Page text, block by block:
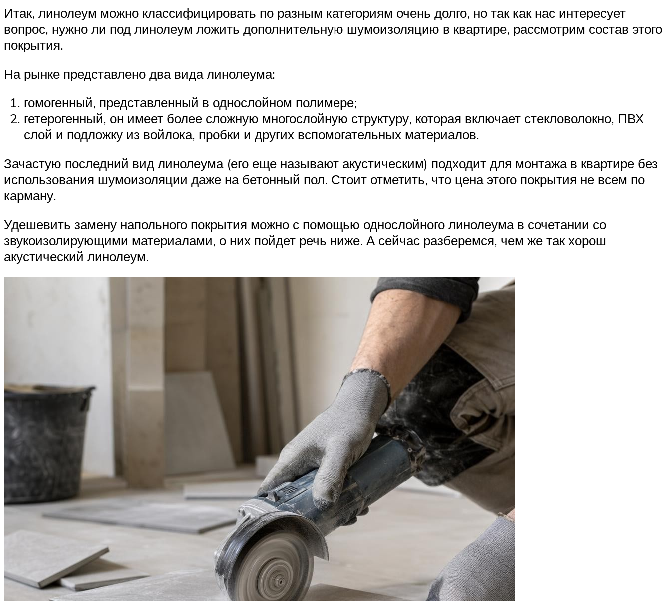
Итак, линолеум можно классифицировать по разным категориям очень долго, но так как нас интересует
вопрос, нужно ли под линолеум ложить дополнительную шумоизоляцию в квартире, рассмотрим состав этого
покрытия.
На рынке представлено два вида линолеума:
гомогенный, представленный в однослойном полимере;
гетерогенный, он имеет более сложную многослойную структуру, которая включает стекловолокно, ПВХ
слой и подложку из войлока, пробки и других вспомогательных материалов.
Зачастую последний вид линолеума (его еще называют акустическим) подходит для монтажа в квартире без
использования шумоизоляции даже на бетонный пол. Стоит отметить, что цена этого покрытия не всем по
карману.
Удешевить замену напольного покрытия можно с помощью однослойного линолеума в сочетании со
звукоизолирующими материалами, о них пойдет речь ниже. А сейчас разберемся, чем же так хорош
акустический линолеум.